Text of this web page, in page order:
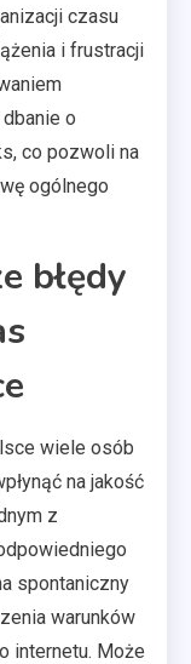
czasu
i frustracji
o
co pozwoli na
ogólnego
błędy
wiele osób
na jakość
z
spontaniczny
warunków
internetu. Może